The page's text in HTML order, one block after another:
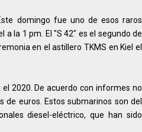
domingo fue uno de esos raros
la 1 pm. El "S 42" es el segundo de
en el astillero TKMS en Kiel el
2020. De acuerdo con informes no
euros. Estos submarinos son del
diesel-eléctrico, que han sido